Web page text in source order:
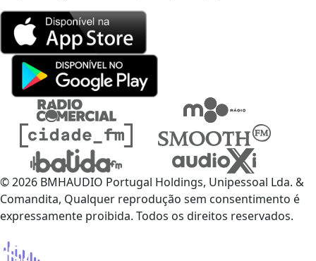
© 2026 BMHAUDIO Portugal Holdings, Unipessoal Lda. &
Comandita, Qualquer reprodução sem consentimento é
expressamente proibida. Todos os direitos reservados.